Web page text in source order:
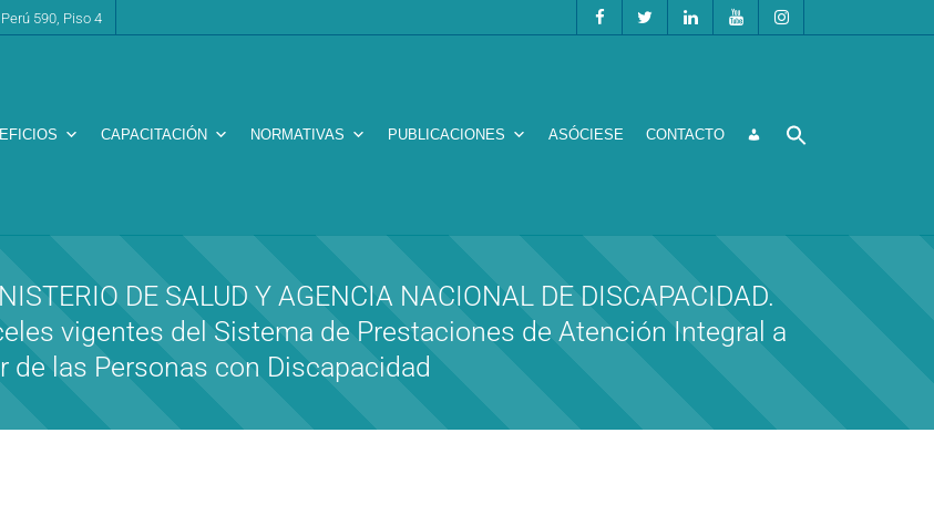
Perú 590, Piso 4
CAPACITACIÓN NORMATIVAS PUBLICACIONES ASÓCIESE CONTACTO
DE SALUD Y AGENCIA NACIONAL DE DISCAPACIDAD.
vigentes del Sistema de Prestaciones de Atención Integral a
de las Personas con Discapacidad